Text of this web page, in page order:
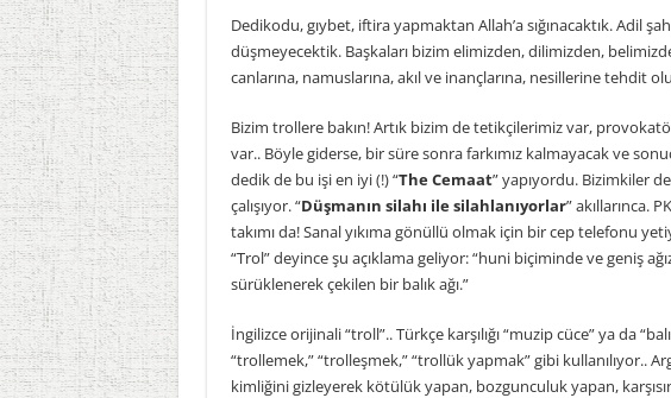
Dedikodu, gıybet, iftira yapmaktan Allah’a sığınacaktık. Adil
düşmeyecektik. Başkaları bizim elimizden, dilimizden,
canlarına, namuslarına, akıl ve inançlarına, nesillerine tehdit
Bizim trollere bakın! Artık bizim de tetikçilerimiz var,
var.. Böyle giderse, bir süre sonra farkımız kalmayacak ve
dedik de bu işi en iyi (!) “The Cemaat” yapıyordu. Bizimkiler
çalışıyor. “Düşmanın silahı ile silahlanıyorlar” akıllarınca.
takımı da! Sanal yıkıma gönüllü olmak için bir cep telefonu
“Trol” deyince şu açıklama geliyor: “huni biçiminde ve geniş
sürüklenerek çekilen bir balık ağı.”
İngilizce orijinali “troll”.. Türkçe karşılığı “muzip cüce” ya da
“trollemek,” “trolleşmek,” “trollük yapmak” gibi kullanılıyor..
kimliğini gizleyerek kötülük yapan, bozgunculuk yapan,